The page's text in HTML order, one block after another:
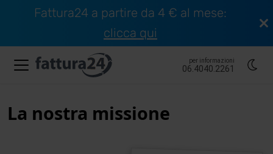
Fattura24 a partire da 4 € al mese:
clicca qui
per informazioni
06.4040.2261
La nostra missione